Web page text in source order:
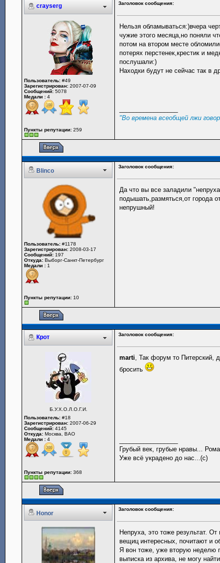
crayserg Заголовок сообщения:
Пользователь: #49
Зарегистрирован: 2007-07-09
Сообщений: 5078
Медали : 4
Пункты репутации: 259
Нельзя обламываться:)вчера
чужие этого месяца,но поняли
потом на втором месте
потерях перстенек,крестик и
послушали:)
Находки будут не сейчас так в
"Во времена всеобщей лжи
Blinco
Заголовок сообщения:
Пользователь: #1178
Зарегистрирован: 2008-03-17
Сообщений: 197
Откуда: Выборг-Санкт-Петербург
Медали : 1
Пункты репутации: 10
Да что вы все заладили
подышать,размяться,от города
непрушный!
Крот Заголовок сообщения:
Б.У.Х.О.Л.О.Г.И.
Пользователь: #18
Зарегистрирован: 2007-06-29
Сообщений: 4145
Откуда: Москва, ВАО
Медали : 4
Пункты репутации: 368
marti, Так форум то Питерский,
бросить
Грубый век, грубые нравы...
Уже всё украдено до нас...(с)
Honor
Заголовок сообщения:
Непруха, это тоже результат.
вещиц интересных, почитают и
Я вон тоже, уже вторую неделю
выписка из архива, не могу